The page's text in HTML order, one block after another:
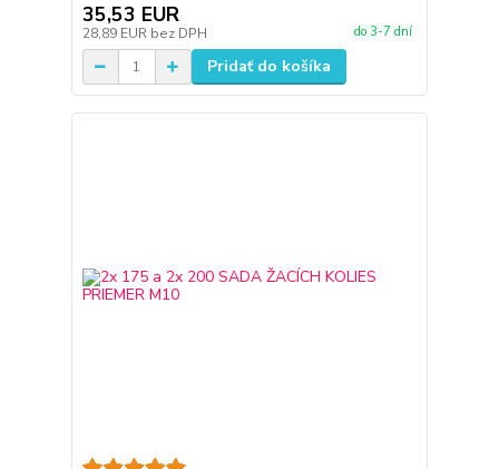
35,53 EUR
28,89 EUR bez DPH do 3-7 dní
Pridať do košíka